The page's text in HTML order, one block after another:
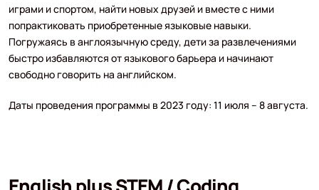
играми и спортом, найти новых друзей и вместе с ними
попрактиковать приобретенные языковые навыки.
Погружаясь в англоязычную среду, дети за развлечениями
быстро избавляются от языкового барьера и начинают
свободно говорить на английском.
Даты проведения программы в 2023 году: 11 июля – 8 августа.